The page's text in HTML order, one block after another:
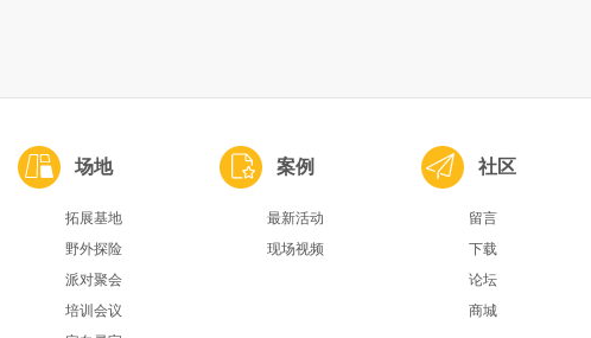
场地
拓展基地
野外探险
派对聚会
培训会议
案例
最新活动
现场视频
社区
留言
下载
论坛
商城